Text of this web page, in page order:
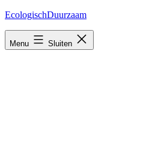
Ga
inhoud
EcologischDuurzaam
Menu Sluiten